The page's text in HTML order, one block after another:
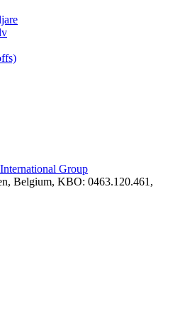
Group
Belgium, KBO: 0463.120.461,